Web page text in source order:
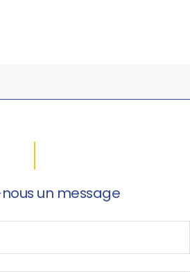
nous un message